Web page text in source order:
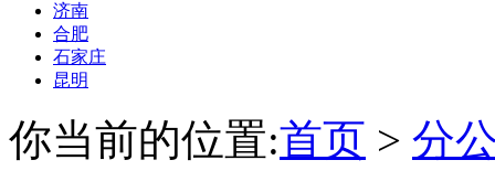
济南
合肥
石家庄
昆明
你当前的位置:首页 > 分